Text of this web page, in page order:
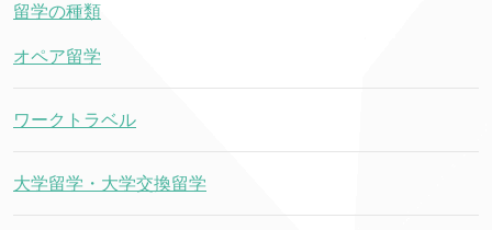
留学の種類
オペア留学
ワークトラベル
大学留学・大学交換留学